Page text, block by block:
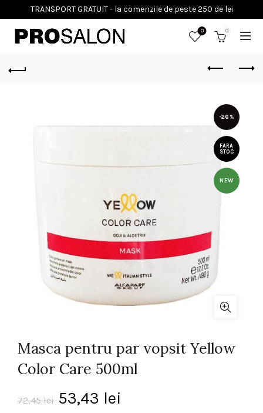
0 0
-26%
FARA
STOC
NEW
Masca pentru par vopsit Yellow
Color Care 500ml
72,45lei Prețul
53,43 lei